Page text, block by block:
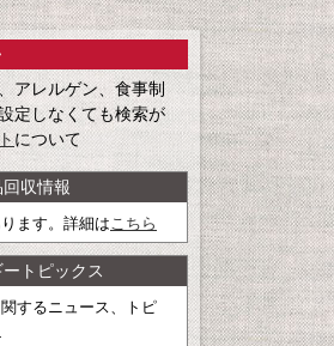
アレルゲン、食事制
定しなくても検索が
について
収情報
ます。詳細は こちら
トピックス
するニュース、トピ